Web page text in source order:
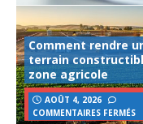
Comment rendre
terrain
zone agricole
AOÛT 4, 2026
COMMENTAIRES FERMÉS